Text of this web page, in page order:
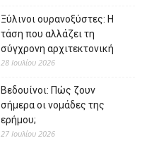
Ξύλινοι ουρανοξύστες: Η
τάση που αλλάζει τη
σύγχρονη αρχιτεκτονική
28 Ιουλίου 2026
Βεδουίνοι: Πώς ζουν
σήμερα οι νομάδες της
ερήμου;
27 Ιουλίου 2026